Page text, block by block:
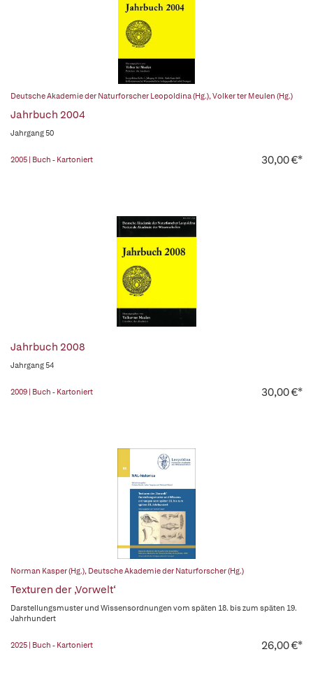
Deutsche Akademie der Naturforscher Leopoldina (Hg.),Volker ter Meulen (Hg.)
Jahrbuch 2004
Jahrgang 50
2005 | Buch - Kartoniert 30,00 €*
Jahrbuch 2008
Jahrgang 54
2009 | Buch - Kartoniert 30,00 €*
Norman Kasper (Hg.), Deutsche Akademie der Naturforscher (Hg.)
Texturen der ‚Vorwelt‘
Darstellungsmuster und Wissensordnungen vom späten 18. bis zum späten 19.
Jahrhundert
2025 | Buch - Kartoniert 26,00 €*